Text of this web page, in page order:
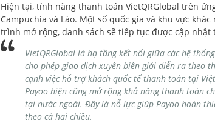
Hiện tại, tính năng thanh toán VietQRGlobal trên
Campuchia và Lào. Một số quốc gia và khu vực
trình mở rộng, danh sách sẽ tiếp tục được cập
VietQRGlobal là hạ tầng kết nối giữa các hệ
cho phép giao dịch xuyên biên giới diễn ra theo
cạnh việc hỗ trợ khách quốc tế thanh toán tại
Payoo hiện cũng mở rộng khả năng thanh toán
tại nước ngoài. Đây là nỗ lực giúp Payoo hoàn
theo cả hai chiều.